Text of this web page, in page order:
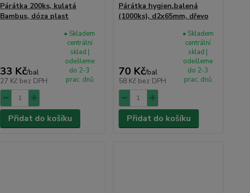
Párátka 200ks, kulatá
Bambus, dóza plast
33 Kč/bal
27 Kč bez DPH
• Skladem
centrální
sklad |
odešleme
do 2-3
prac. dnů
Přidat do košíku
Párátka hygien.balená
(1000ks), d2x65mm, dřevo
70 Kč/bal
58 Kč bez DPH
• Skladem
centrální
sklad |
odešleme
do 2-3
prac. dnů
Přidat do košíku